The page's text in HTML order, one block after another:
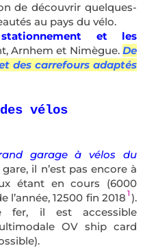
de découvrir quelques-
au pays du vélo.
et les
Arnhem et Nimègue.De
des carrefours adaptés
1- Le stationnement des vélos
garage à vélos du
il n’est pas encore à
étant en cours (6000
l’année, 12500 fin 2018 1 ).
fer, il est accessible
OV ship card